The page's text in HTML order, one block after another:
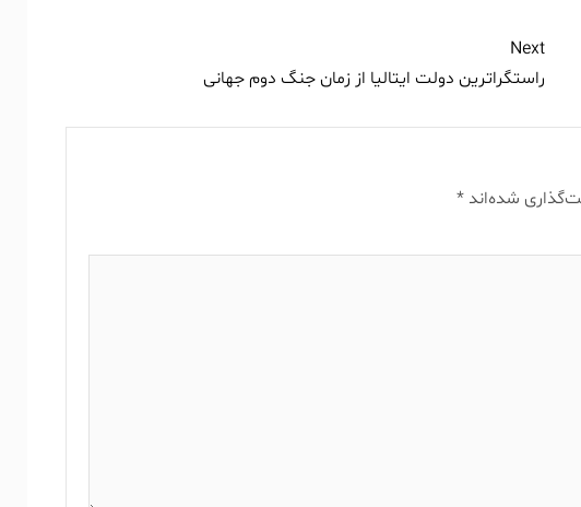
Next
راستگراترین دولت ایتالیا از زمان جنگ دوم جهانی
شده‌اند *